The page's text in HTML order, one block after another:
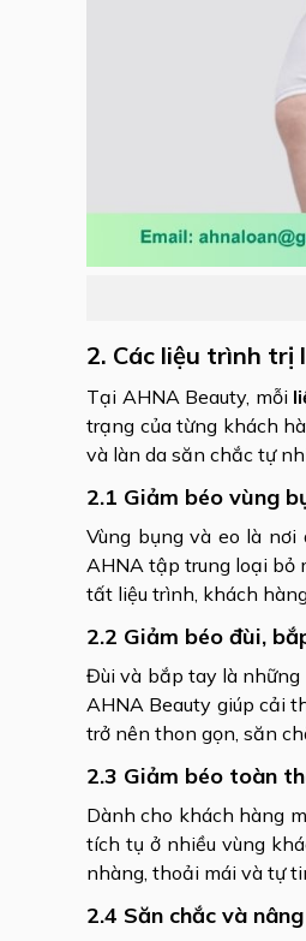
2. Các liệu trình trị
Tại AHNA Beauty, mỗi
trạng của từng khách
và làn da săn chắc tự
2.1 Giảm béo vùng
Vùng bụng và eo là
AHNA tập trung loại bỏ
tất liệu trình, khách
2.2 Giảm béo đùi,
Đùi và bắp tay là những
AHNA Beauty giúp cải
trở nên thon gọn, săn
2.3 Giảm béo toàn
Dành cho khách hàng
tích tụ ở nhiều vùng
nhàng, thoải mái và tự
2.4 Săn chắc và